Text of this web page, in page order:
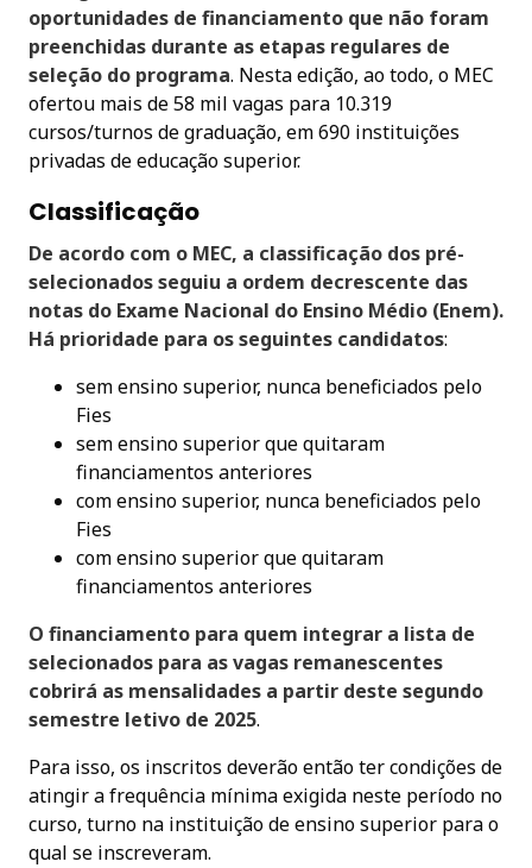
oportunidades de financiamento que não foram
preenchidas durante as etapas regulares de
seleção do programa. Nesta edição, ao todo, o MEC
ofertou mais de 58 mil vagas para 10.319
cursos/turnos de graduação, em 690 instituições
privadas de educação superior.
Classificação
De acordo com o MEC, a classificação dos pré-
selecionados seguiu a ordem decrescente das
notas do Exame Nacional do Ensino Médio (Enem).
Há prioridade para os seguintes candidatos:
sem ensino superior, nunca beneficiados pelo
Fies
sem ensino superior que quitaram
financiamentos anteriores
com ensino superior, nunca beneficiados pelo
Fies
com ensino superior que quitaram
financiamentos anteriores
O financiamento para quem integrar a lista de
selecionados para as vagas remanescentes
cobrirá as mensalidades a partir deste segundo
semestre letivo de 2025.
Para isso, os inscritos deverão então ter condições de
atingir a frequência mínima exigida neste período no
curso, turno na instituição de ensino superior para o
qual se inscreveram.